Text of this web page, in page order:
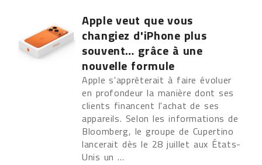
Apple veut que vous
changiez d'iPhone plus
souvent… grâce à une
nouvelle formule
Apple s'apprêterait à faire évoluer
en profondeur la manière dont ses
clients financent l'achat de ses
appareils. Selon les informations de
Bloomberg, le groupe de Cupertino
lancerait dès le 28 juillet aux États-
Unis un ...